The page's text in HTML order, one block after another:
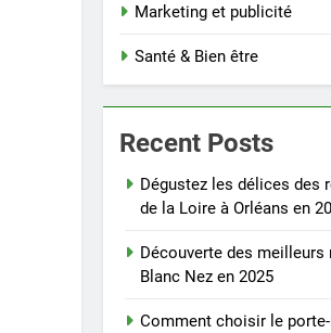
Marketing et publicité
Santé & Bien être
Recent Posts
Dégustez les délices des
de la Loire à Orléans en
Découverte des meilleurs
Blanc Nez en 2025
Comment choisir le